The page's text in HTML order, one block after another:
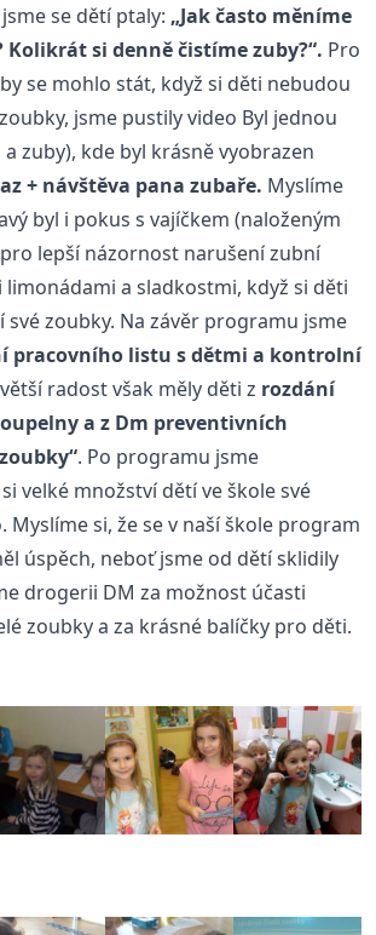
se dětí ptaly: „Jak často měníme
si denně čistíme zuby?“. Pro
se mohlo stát, když si děti nebudou
jsme pustily video Byl jednou
zuby), kde byl krásně vyobrazen
+ návštěva pana zubaře. Myslíme
byl i pokus s vajíčkem (naloženým
lepší názornost narušení zubní
a sladkostmi, když si děti
své zoubky. Na závěr programu jsme
pracovního listu s dětmi a kontrolní
radost však měly děti z rozdání
a z Dm preventivních
. Po programu jsme
velké množství dětí ve škole své
Myslíme si, že se v naší škole program
úspěch, neboť jsme od dětí sklidily
drogerii DM za možnost účasti
zoubky a za krásné balíčky pro děti.